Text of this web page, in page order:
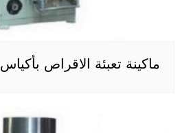
ماكينة تعبئة الاقراص بأكياس